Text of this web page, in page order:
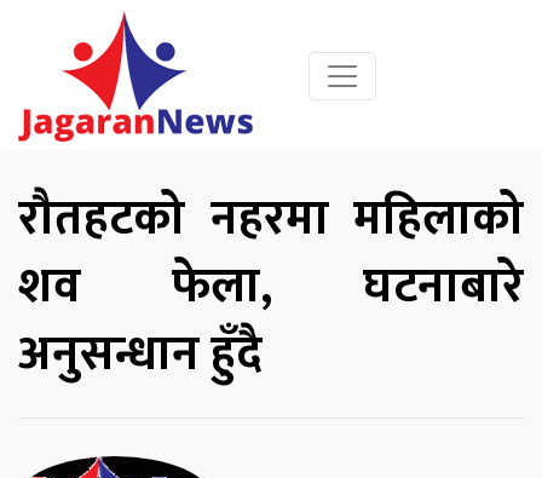
रौतहटको नहरमा महिलाको
शव फेला, घटनाबारे
अनुसन्धान हुँदै